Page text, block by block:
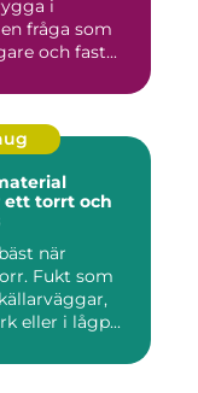
i
fråga som
och fast...
torrt och
när
Fukt som
eller i lågp...